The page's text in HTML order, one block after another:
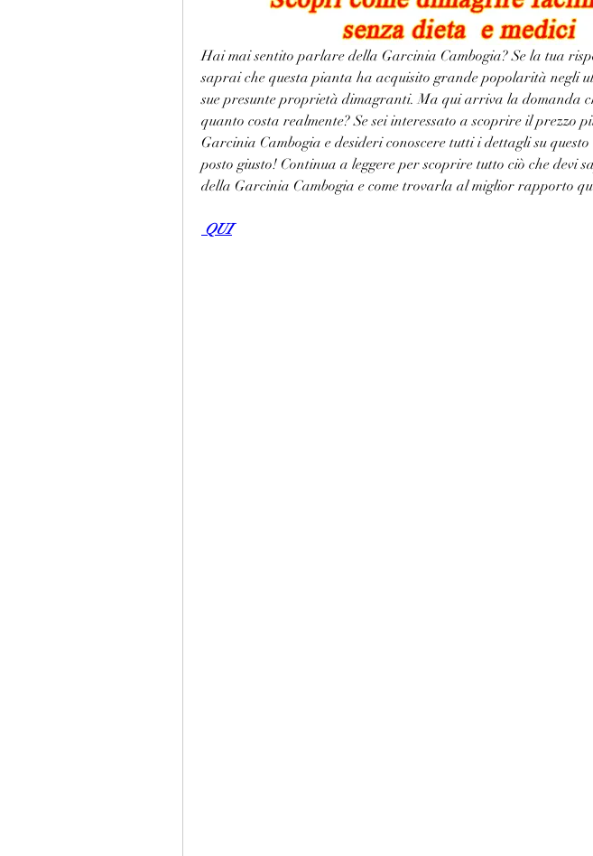
Hai mai sentito parlare della Garcinia Cambogia? Se la tua
saprai che questa pianta ha acquisito grande popolarità negli
sue presunte proprietà dimagranti. Ma qui arriva la domanda
quanto costa realmente? Se sei interessato a scoprire il prezzo
Garcinia Cambogia e desideri conoscere tutti i dettagli su
posto giusto! Continua a leggere per scoprire tutto ciò che devi
della Garcinia Cambogia e come trovarla al miglior rapporto
QUI